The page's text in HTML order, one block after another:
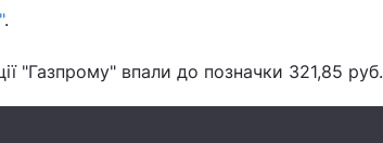
.
"Газпрому" впали до позначки 321,85 руб.